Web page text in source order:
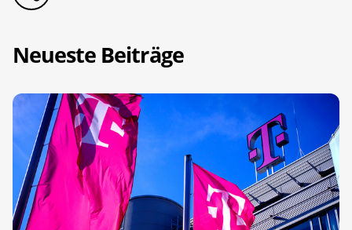
Neueste Beiträge